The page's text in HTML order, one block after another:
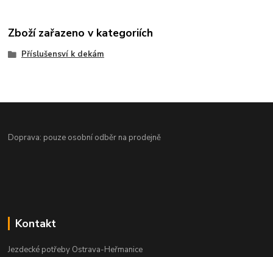
Zboží zařazeno v kategoriích
Příslušensví k dekám
Doprava: pouze osobní odběr na prodejně
Kontakt
Jezdecké potřeby Ostrava-Heřmanice